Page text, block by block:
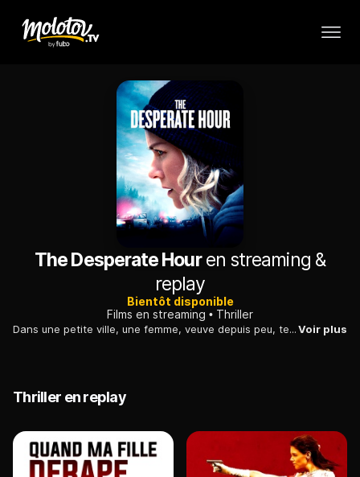
The Desperate Houren streaming &
replay
Bientôt disponible
Films en streaming
Thriller
Dans une petite ville, une femme, veuve depuis peu, tente de protéger son fils alors qu'un tireur fou s'en prend aux élèves du collège local.Voir plus
Thriller en replay